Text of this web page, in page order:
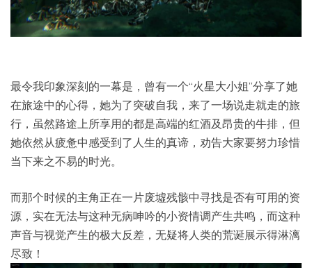
最令我印象深刻的一幕是，曾有一个“火星大小姐”分享了她
在旅途中的心得，她为了突破自我，来了一场说走就走的旅
行，虽然路途上所享用的都是高端的红酒及昂贵的牛排，但
她依然从疲惫中感受到了人生的真谛，劝告大家要努力珍惜
当下来之不易的时光。
而那个时候的主角正在一片废墟残骸中寻找是否有可用的资
源，实在无法与这种无病呻吟的小资情调产生共鸣，而这种
声音与视觉产生的极大反差，无疑将人类的荒诞展示得淋漓
尽致！